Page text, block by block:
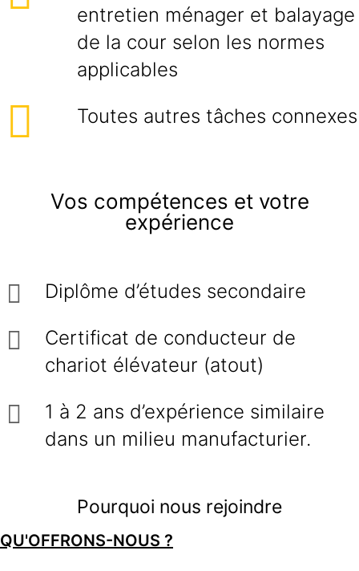
entretien ménager et balayage
de la cour selon les normes
applicables
Toutes autres tâches connexes
Vos compétences et votre
expérience
Diplôme d’études secondaire
Certificat de conducteur de
chariot élévateur (atout)
1 à 2 ans d’expérience similaire
dans un milieu manufacturier.
Pourquoi nous rejoindre
QU'OFFRONS-NOUS ?